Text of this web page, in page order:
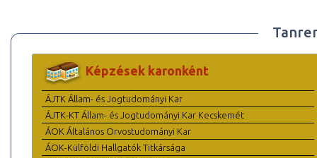
Képzések karonként
ÁJTK Állam- és Jogtudományi Kar
ÁJTK-KT Állam- és Jogtudományi Kar Kecskemét
ÁOK Általános Orvostudományi Kar
ÁOK-Külföldi Hallgatók Titkársága